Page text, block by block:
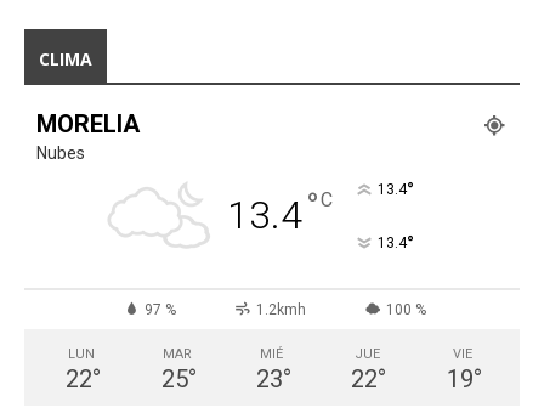
CLIMA
MORELIA
Nubes
13.4°C 13.4°
13.4°
97 % 1.2kmh 100 %
LUN
22°
MAR
25°
MIÉ
23°
JUE
22°
VIE
19°